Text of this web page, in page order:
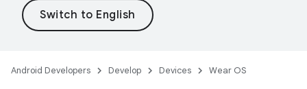
Android Developers Develop Devices Wear OS